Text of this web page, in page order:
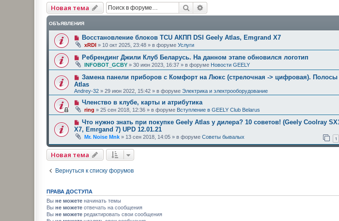
Новая тема Поиск
ОБЪЯВЛЕНИЯ
Восстановление блоков TCU АКПП DSI Geely Atlas, Emgrand X7
xRDI » 10 окт 2025, 23:48 » в форуме Услуги
Ребрендинг Джили Клуб Беларусь. На данном этапе обновился логотип
INFOBOT_GCBY » 30 июн 2023, 16:37 » в форуме Новости GEELY
Замена панели приборов с Комфорт на Люкс (стрелочная -> цифровая). Полосы
Atlas
Andrey-32 » 29 июн 2022, 15:42 » в форуме Электрика и электрооборудование
Членство в клубе, карты и атрибутика
ring » 25 сен 2018, 12:36 » в форуме Вступление в GEELY Club Belarus
Что нужно знать при покупке Geely Atlas у дилера? 10 советов! (Geely Coolray
X7, Emrgand 7) UPD 12.01.21
Mr. Noise Mnk » 13 сен 2018, 14:05 » в форуме Советы бывалых 1
Новая тема
Вернуться к списку форумов
ПРАВА ДОСТУПА
Вы не можете начинать темы
Вы не можете отвечать на сообщения
Вы не можете редактировать свои сообщения